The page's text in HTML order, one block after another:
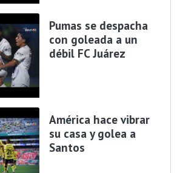
Pumas se despacha
con goleada a un
débil FC Juárez
América hace vibrar
su casa y golea a
Santos